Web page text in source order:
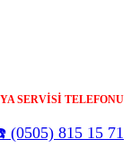
SERVİSİ TELEFONU
(0505) 815 15 71